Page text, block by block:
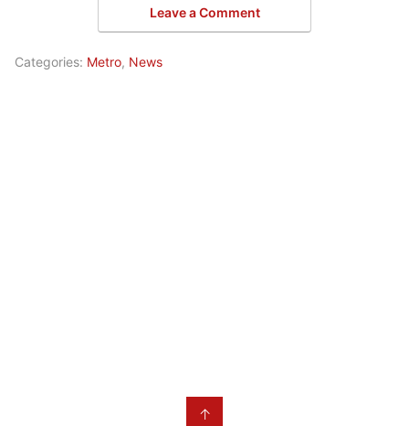
Leave a Comment
Categories: Metro, News
↑